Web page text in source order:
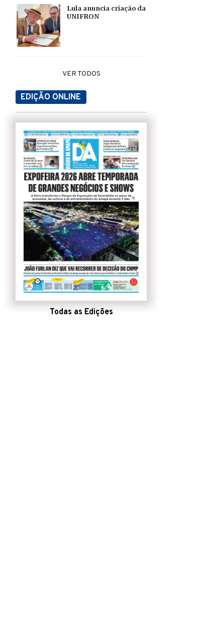
Lula anuncia criação da
UNIFRON
VER TODOS
EDIÇÃO ONLINE
Todas as Edições